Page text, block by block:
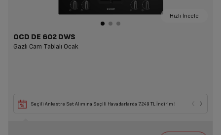
Hızlı İncele
OCD DE 602 DWS
Gazlı Cam Tablalı Ocak
Seçili Ankastre Set Alımına Seçili Havadarlarda 7.249 TL İndirim !